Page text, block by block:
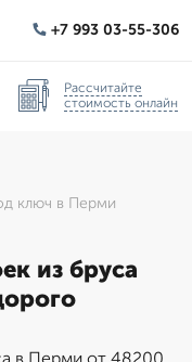
+7 993 03-55-306
Рассчитайте
стоимость онлайн
ключ в Перми
из бруса